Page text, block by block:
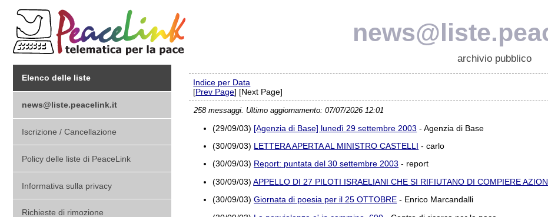
archivio pubblico
Elenco delle liste
news@liste.peacelink.it
Iscrizione / Cancellazione
Policy delle liste di PeaceLink
Informativa sulla privacy
Richieste di rimozione
Indice per Data
[Prev Page] [Next Page]
258 messaggi. Ultimo aggiornamento: 07/07/2026 12:01
(29/09/03) [Agenzia di Base] lunedì 29 settembre 2003 - Agenzia di Base
(30/09/03) LETTERA APERTA AL MINISTRO CASTELLI - carlo
(30/09/03) Report: puntata del 30 settembre 2003 - report
(30/09/03)APPELLO DI 27 PILOTI ISRAELIANI CHE SI RIFIUTANO DI COMPIERE
(30/09/03)Giornata di poesia per il 25 OTTOBRE - Enrico Marcandalli